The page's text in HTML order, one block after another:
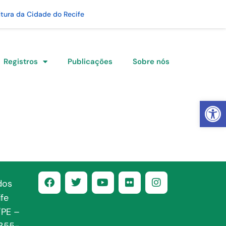
Abrir
da Cidade do Recife
Registros Publicações Sobre nós
–